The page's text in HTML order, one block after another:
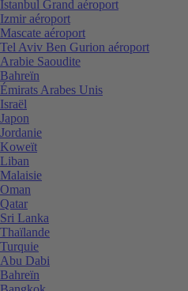
Istanbul Grand aéroport
Izmir aéroport
Mascate aéroport
Tel Aviv Ben Gurion aéroport
Arabie Saoudite
Bahreïn
Émirats Arabes Unis
Israël
Japon
Jordanie
Koweït
Liban
Malaisie
Oman
Qatar
Sri Lanka
Thaïlande
Turquie
Abu Dabi
Bahreïn